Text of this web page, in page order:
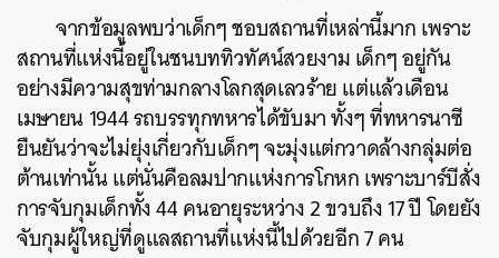
จากข้อมูลพบว่าเด็กๆ ชอบสถานที่เหล่านี้มาก เพราะ
สถานที่แห่งนี้อยู่ในชนบททิวทัศน์สวยงาม เด็กๆ อยู่กัน
อย่างมีความสุขท่ามกลางโลกสุดเลวร้าย แต่แล้วเดือน
เมษายน 1944 รถบรรทุกทหารได้ขับมา ทั้งๆ ที่ทหารนาซี
ยืนยันว่าจะไม่ยุ่งเกี่ยวกับเด็กๆ จะมุ่งแต่กวาดล้างกลุ่มต่อ
ต้านเท่านั้น แต่นั่นคือลมปากแห่งการโกหก เพราะบาร์บีสั่ง
การจับกุมเด็กทั้ง 44 คนอายุระหว่าง 2 ขวบถึง 17 ปี โดยยัง
จับกุมผู้ใหญ่ที่ดูแลสถานที่แห่งนี้ไปด้วยอีก 7 คน